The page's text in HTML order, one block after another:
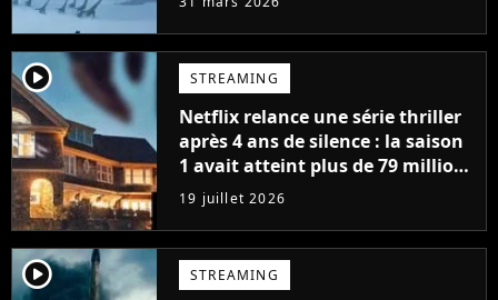
player2 STREAMING
Netflix relance une série thriller
après 4 ans de silence : la saison
1 avait atteint plus de 79 millions
de vues
19 juillet 2026
player2 STREAMING